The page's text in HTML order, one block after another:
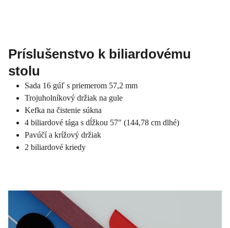
Príslušenstvo k biliardovému
stolu
Sada 16 gúľ s priemerom 57,2 mm
Trojuholníkový držiak na gule
Kefka na čistenie súkna
4 biliardové tága s dĺžkou 57" (144,78 cm dlhé)
Pavúčí a krížový držiak
2 biliardové kriedy